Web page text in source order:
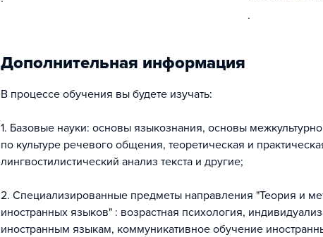
.
Дополнительная информация
В процессе обучения вы будете изучать:
1. Базовые науки: основы языкознания, основы
по культуре речевого общения, теоретическая и
лингвостилистический анализ текста и другие;
2. Специализированные предметы направления "Теория и
иностранных языков" : возрастная психология,
иностранным языкам, коммуникативное обучение